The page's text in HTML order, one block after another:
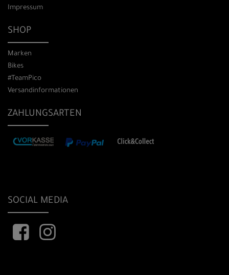
Impressum
SHOP
Marken
Bikes
#TeamPico
Versandinformationen
ZAHLUNGSARTEN
SOCIAL MEDIA